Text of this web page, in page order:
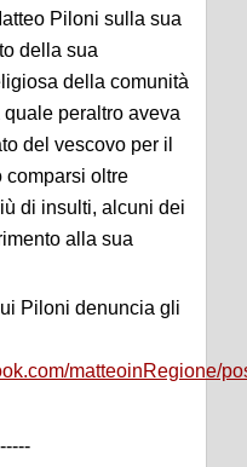
Piloni sulla sua
della sua
della comunità
peraltro aveva
del vescovo per il
comparsi oltre
di insulti, alcuni dei
alla sua
Piloni denuncia gli
matteoinRegione/